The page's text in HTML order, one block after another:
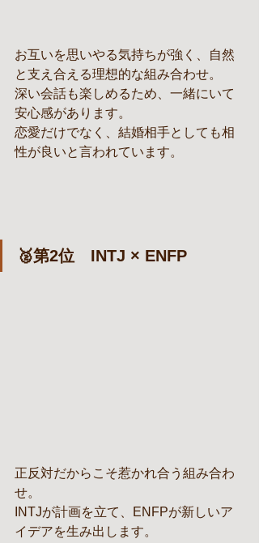
お互いを思いやる気持ちが強く、自然
と支え合える理想的な組み合わせ。
深い会話も楽しめるため、一緒にいて
安心感があります。
恋愛だけでなく、結婚相手としても相
性が良いと言われています。
🥈第2位　INTJ × ENFP
正反対だからこそ惹かれ合う組み合わ
せ。
INTJが計画を立て、ENFPが新しいア
イデアを生み出します。